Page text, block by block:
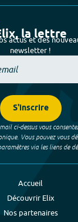
la lettre
actus et des
newsletter !
S'inscrire
ci-dessus vous
Vous pouvez vous
via les liens de
Accueil
Découvrir Elix
Nos partenaires